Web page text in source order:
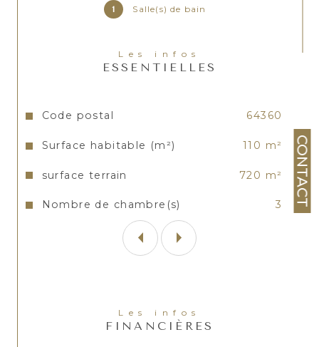
CONTACT
1 Salle(s) de bain
Les infos
ESSENTIELLES
Caractéristiques Valeurs
Code postal 64360
Surface habitable (m²) 110 m²
surface terrain 720 m²
Nombre de chambre(s) 3
son gros oeuvre en excellent état !
exposé sont disponibles sur le site Géorisques
Les infos
FINANCIÈRES